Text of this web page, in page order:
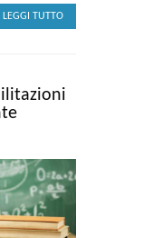
LEGGI TUTTO